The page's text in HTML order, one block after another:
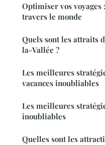
Optimiser vos voyages
travers le monde
Quels sont les attraits
la-Vallée ?
Les meilleures
vacances inoubliables
Les meilleures
inoubliables
Quelles sont les